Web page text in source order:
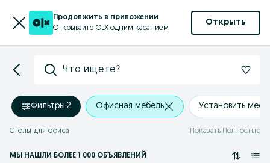
Продолжить в приложении
Открывайте OLX одним касанием
Открыть
Что ищете?
Фильтры·2 Офисная мебель Установить
Столы для офиса Показать Полностью
МЫ НАШЛИ БОЛЕЕ 1 000 ОБЪЯВЛЕНИЙ